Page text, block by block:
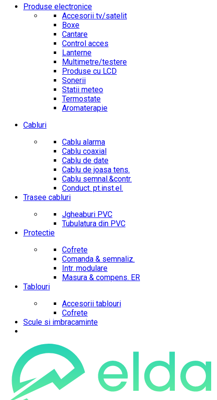
Produse electronice
Accesorii tv/satelit
Boxe
Cantare
Control acces
Lanterne
Multimetre/testere
Produse cu LCD
Sonerii
Statii meteo
Termostate
Aromaterapie
Cabluri
Cablu alarma
Cablu coaxial
Cablu de date
Cablu de joasa tens.
Cablu semnal.&contr.
Conduct. pt.inst.el.
Trasee cabluri
Jgheaburi PVC
Tubulatura din PVC
Protectie
Cofrete
Comanda & semnaliz.
Intr. modulare
Masura & compens. ER
Tablouri
Accesorii tablouri
Cofrete
Scule si imbracaminte